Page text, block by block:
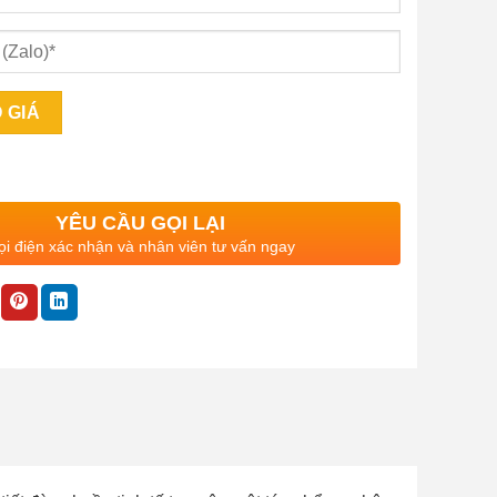
YÊU CẦU GỌI LẠI
điện xác nhận và nhân viên tư vấn ngay